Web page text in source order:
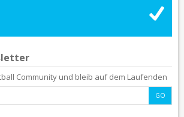
Community und bleib auf dem Laufenden